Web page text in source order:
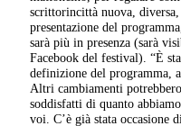
scrittorincittà nuova,
presentazione del
sarà più in presenza (sarà
Facebook del festival). “È
definizione del programma,
Altri cambiamenti
soddisfatti di quanto
voi. C’è già stata occasione